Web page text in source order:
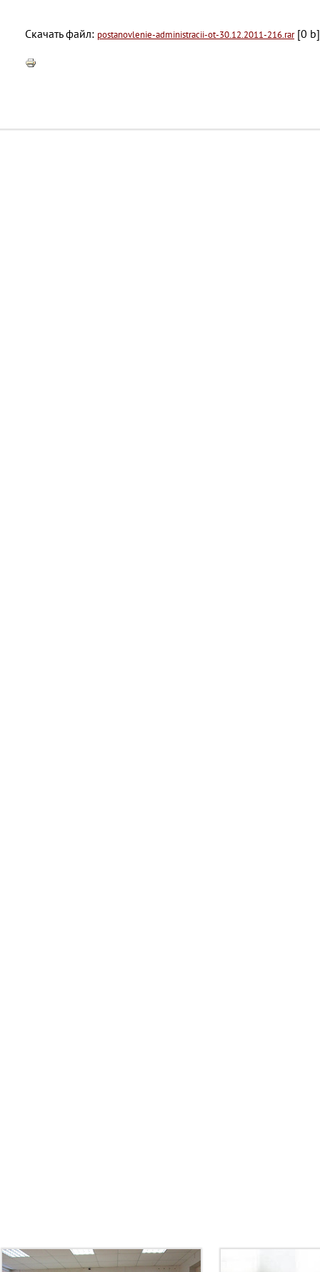
Скачать файл: postanovlenie-administracii-ot-30.12.2011-216.rar[0 b]